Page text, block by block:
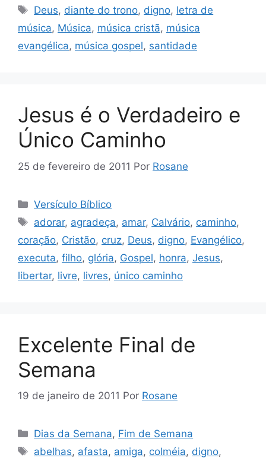
Tags
Deus, diante do trono, digno, letra de
música, Música, música cristã, música
evangélica, música gospel, santidade
Jesus é o Verdadeiro e
Único Caminho
25 de fevereiro de 2011 Por Rosane
Categorias
Versículo Bíblico
Tags
adorar, agradeça, amar, Calvário, caminho,
coração, Cristão, cruz, Deus, digno, Evangélico,
executa, filho, glória, Gospel, honra, Jesus,
libertar, livre, livres, único caminho
Excelente Final de
Semana
19 de janeiro de 2011 Por Rosane
Categorias
Dias da Semana, Fim de Semana
Tags
abelhas, afasta, amiga, colméia, digno,